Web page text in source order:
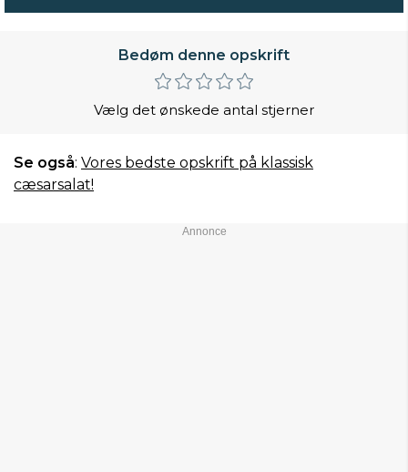
Bedøm denne opskrift
Vælg det ønskede antal stjerner
Se også: Vores bedste opskrift på klassisk
cæsarsalat!